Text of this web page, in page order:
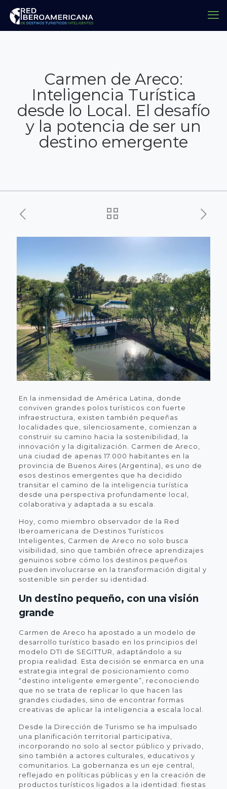
Carmen de Areco:
Inteligencia Turística
desde lo Local. El desafío
y la potencia de ser un
destino emergente
En la inmensidad de América Latina, donde
conviven grandes polos turísticos con fuerte
infraestructura, existen también pequeñas
localidades que, silenciosamente, comienzan a
construir su camino hacia la sostenibilidad, la
innovación y la digitalización. Carmen de Areco,
una ciudad de apenas 17.000 habitantes en la
provincia de Buenos Aires (Argentina), es uno de
esos destinos emergentes que ha decidido
transitar el camino de la inteligencia turística
desde una perspectiva profundamente local,
colaborativa y adaptada a su escala.
Hoy, como miembro observador de la Red
Iberoamericana de Destinos Turísticos
Inteligentes, Carmen de Areco no solo busca
visibilidad, sino que también ofrece aprendizajes
genuinos sobre cómo los destinos pequeños
pueden involucrarse en la transformación digital y
sostenible sin perder su identidad.
Un destino pequeño, con una visión
grande
Carmen de Areco ha apostado a un modelo de
desarrollo turístico basado en los principios del
modelo DTI de SEGITTUR, adaptándolo a su
propia realidad. Esta decisión se enmarca en una
estrategia integral de posicionamiento como
“destino inteligente emergente”, reconociendo
que no se trata de replicar lo que hacen las
grandes ciudades, sino de encontrar formas
creativas de aplicar la inteligencia a escala local.
Desde la Dirección de Turismo se ha impulsado
una planificación territorial participativa,
incorporando no solo al sector público y privado,
sino también a actores culturales, educativos y
comunitarios. La gobernanza es un eje central,
reflejado en políticas públicas y en la creación de
productos turísticos ligados a la identidad: fiestas